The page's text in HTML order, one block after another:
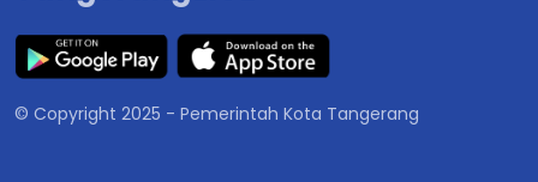
© Copyright 2025 - Pemerintah Kota Tangerang